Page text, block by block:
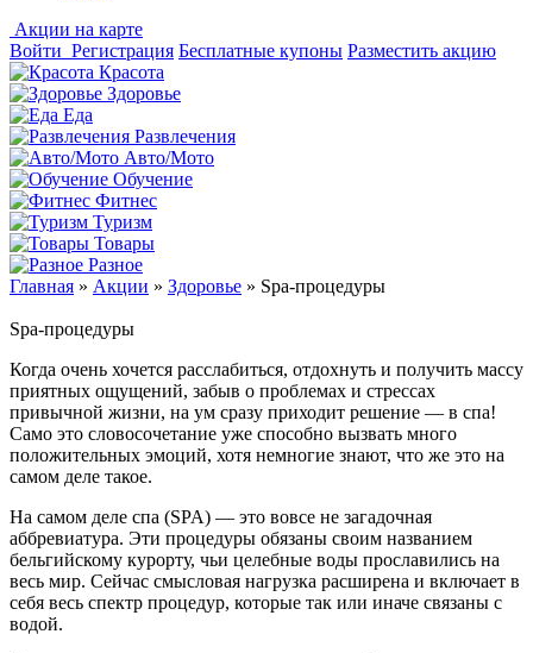
Акции на карте
Войти Регистрация Бесплатные купоны Разместить акцию
Красота
Здоровье
Еда
Развлечения
Авто/Мото
Обучение
Фитнес
Туризм
Товары
Разное
Главная » Акции » Здоровье » Spa-процедуры
Spa-процедуры
Когда очень хочется расслабиться, отдохнуть и получить массу
приятных ощущений, забыв о проблемах и стрессах
привычной жизни, на ум сразу приходит решение — в спа!
Само это словосочетание уже способно вызвать много
положительных эмоций, хотя немногие знают, что же это на
самом деле такое.
На самом деле спа (SPA) — это вовсе не загадочная
аббревиатура. Эти процедуры обязаны своим названием
бельгийскому курорту, чьи целебные воды прославились на
весь мир. Сейчас смысловая нагрузка расширена и включает в
себя весь спектр процедур, которые так или иначе связаны с
водой.